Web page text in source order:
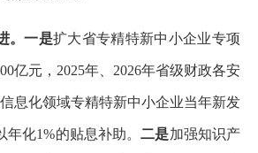
。一是扩大省专精特新中小企业专项
亿元，2025年、2026年省级财政各安
息化领域专精特新中小企业当年新发
年化1%的贴息补助。二是加强知识产